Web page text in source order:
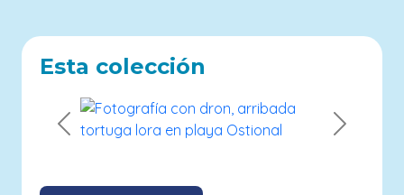
Esta colección
Previous Next